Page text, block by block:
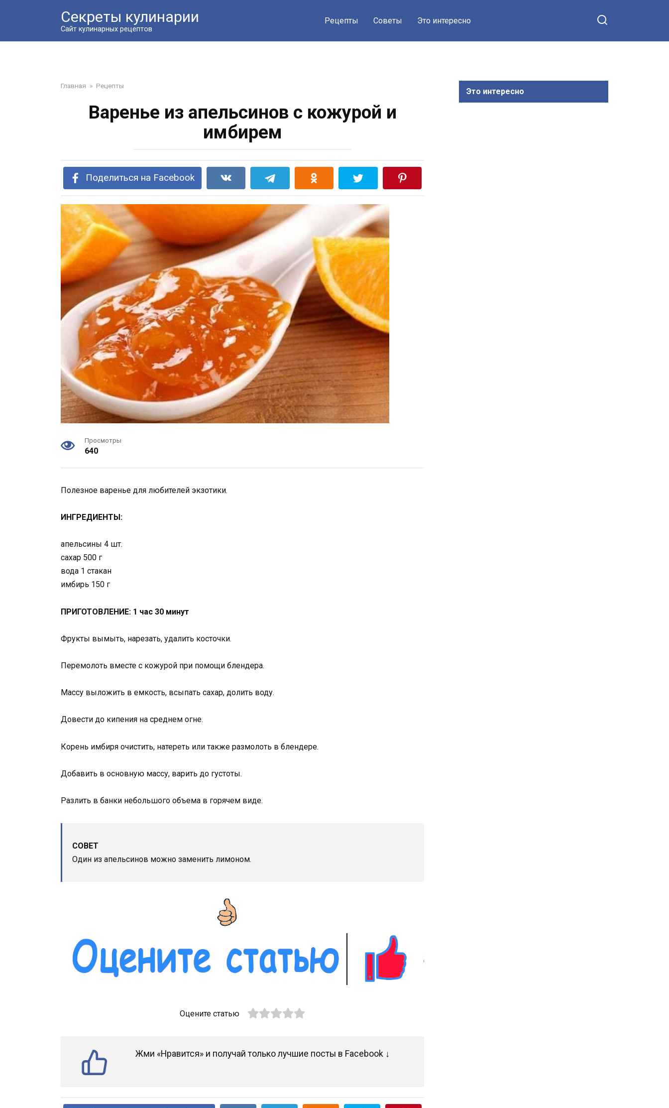
Секреты кулинарии
Сайт кулинарных рецептов
Рецепты Советы Это интересно
Главная » Рецепты
Варенье из апельсинов с кожурой и
имбирем
Поделиться на Facebook
Просмотры
640
Полезное варенье для любителей экзотики.
ИНГРЕДИЕНТЫ:
апельсины 4 шт.
сахар 500 г
вода 1 стакан
имбирь 150 г
ПРИГОТОВЛЕНИЕ: 1 час 30 минут
Фрукты вымыть, нарезать, удалить косточки.
Перемолоть вместе с кожурой при помощи блендера.
Массу выложить в емкость, всыпать сахар, долить воду.
Довести до кипения на среднем огне.
Корень имбиря очистить, натереть или также размолоть в блендере.
Добавить в основную массу, варить до густоты.
Разлить в банки небольшого объема в горячем виде.
СОВЕТ
Один из апельсинов можно заменить лимоном.
Оцените статью
Жми «Нравится» и получай только лучшие посты в Facebook ↓
Это интересно